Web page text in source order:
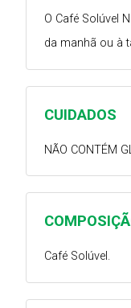
Café Solúvel.
CUIDADOS
NÃO CONTÉM
O Café Solúvel
da manhã ou à